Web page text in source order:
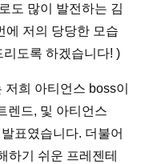
도 많이 발전하는 김
에 저의 당당한 모습
도록 하겠습니다! )
희 아티언스 boss이
렌드, 및 아티언스
표였습니다. 더불어
하기 쉬운 프레젠테